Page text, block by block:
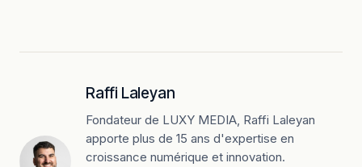
Raffi Laleyan
Fondateur de LUXY MEDIA, Raffi Laleyan
apporte plus de 15 ans d'expertise en
croissance numérique et innovation.